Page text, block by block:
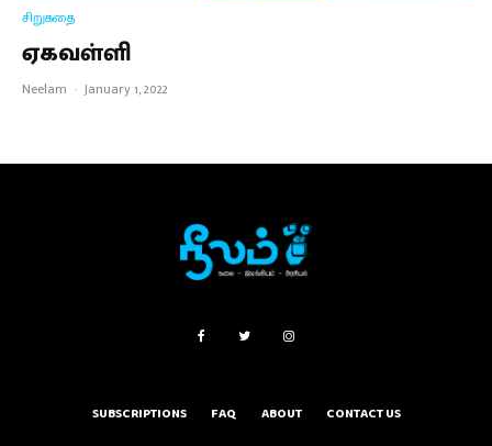
சிறுகதை
ஏகவள்ளி
Neelam · January 1, 2022
SUBSCRIPTIONS FAQ ABOUT CONTACT US